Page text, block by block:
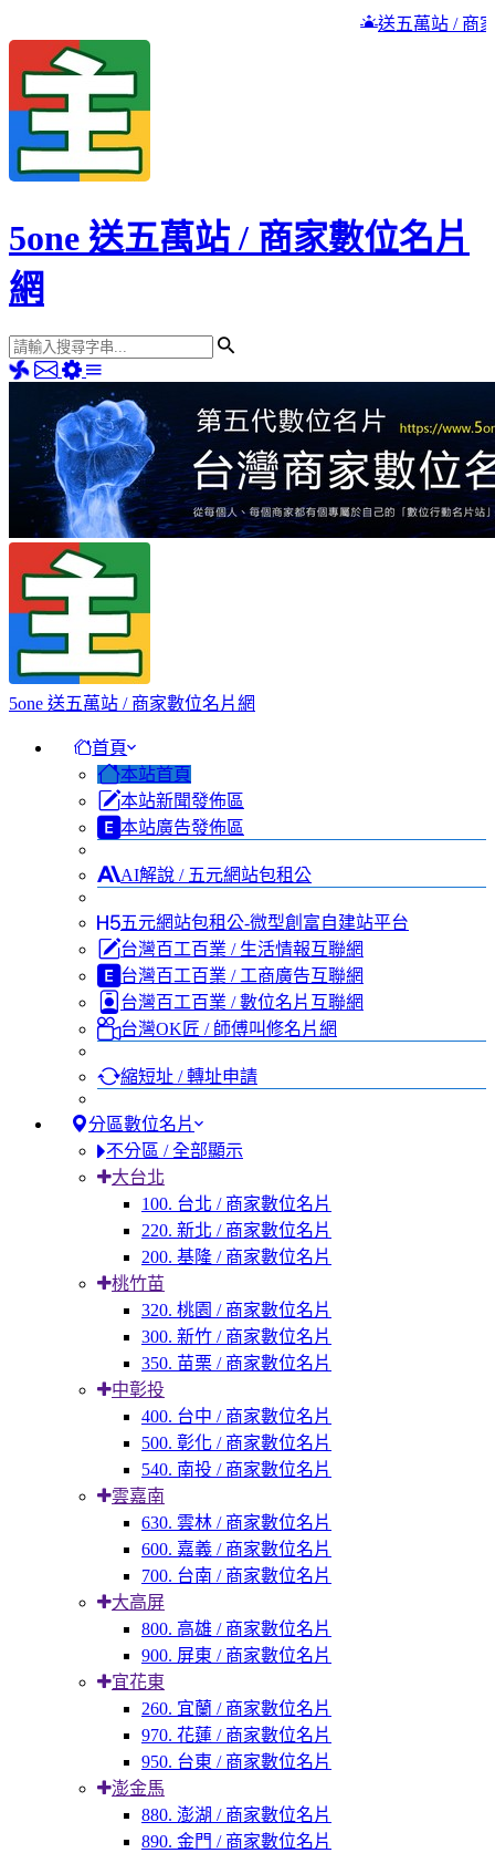
當個快樂的五元網站
5one 送五萬站 / 商家數位名片
網
5one 送五萬站 / 商家數位名片網
首頁
本站首頁
本站新聞發佈區
本站廣告發佈區
AI解說 / 五元網站包租公
五元網站包租公-微型創富自建站平台
台灣百工百業 / 生活情報互聯網
台灣百工百業 / 工商廣告互聯網
台灣百工百業 / 數位名片互聯網
台灣OK匠 / 師傅叫修名片網
縮短址 / 轉址申請
分區數位名片
不分區 / 全部顯示
大台北
100. 台北 / 商家數位名片
220. 新北 / 商家數位名片
200. 基隆 / 商家數位名片
桃竹苗
320. 桃園 / 商家數位名片
300. 新竹 / 商家數位名片
350. 苗栗 / 商家數位名片
中彰投
400. 台中 / 商家數位名片
500. 彰化 / 商家數位名片
540. 南投 / 商家數位名片
雲嘉南
630. 雲林 / 商家數位名片
600. 嘉義 / 商家數位名片
700. 台南 / 商家數位名片
大高屏
800. 高雄 / 商家數位名片
900. 屏東 / 商家數位名片
宜花東
260. 宜蘭 / 商家數位名片
970. 花蓮 / 商家數位名片
950. 台東 / 商家數位名片
澎金馬
880. 澎湖 / 商家數位名片
890. 金門 / 商家數位名片